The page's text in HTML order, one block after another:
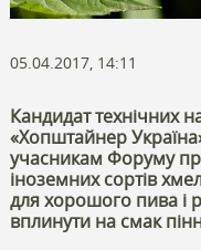
05.04.2017, 14:11
Кандидат технічних
«Хопштайнер
учасникам Форуму
іноземних сортів
для хорошого пива і
вплинути на смак